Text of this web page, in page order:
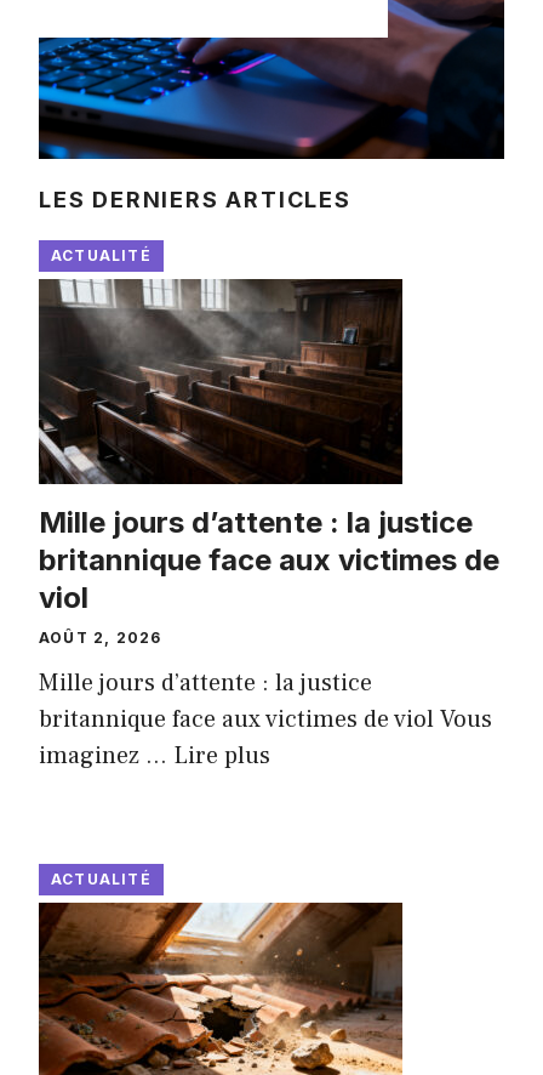
LES DERNIERS ARTICLES
ACTUALITÉ
Mille jours d’attente : la justice
britannique face aux victimes de
viol
AOÛT 2, 2026
Mille jours d’attente : la justice
britannique face aux victimes de viol Vous
imaginez ... Lire plus
ACTUALITÉ